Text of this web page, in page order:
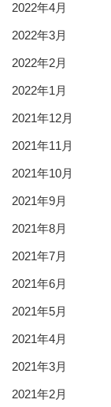
2022年4月
2022年3月
2022年2月
2022年1月
2021年12月
2021年11月
2021年10月
2021年9月
2021年8月
2021年7月
2021年6月
2021年5月
2021年4月
2021年3月
2021年2月